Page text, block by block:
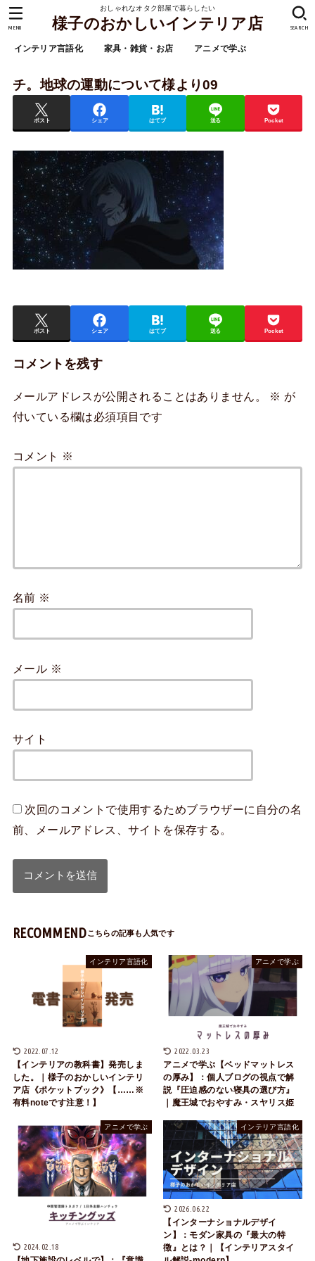
おしゃれなオタク部屋で暮らしたい
様子のおかしいインテリア店
インテリア言語化 家具・雑貨・お店 アニメで学ぶ
SEARCH
MENU
チ。地球の運動について様より09
ポスト シェア はてブ 送る Pocket
ポスト シェア はてブ 送る Pocket
コメントを残す
メールアドレスが公開されることはありません。 ※ が
付いている欄は必須項目です
コメント ※
名前 ※
メール ※
サイト
次回のコメントで使用するためブラウザーに自分の名
前、メールアドレス、サイトを保存する。
RECOMMEND
インテリア言語化
2022.07.12
【インテリアの教科書】発売しま
した。｜様子のおかしいインテリ
ア店《ポケットブック》【……※
有料noteです注意！】
アニメで学ぶ
2022.03.23
アニメで学ぶ【ベッドマットレス
の厚み】：個人ブログの視点で解
説『圧迫感のない寝具の選び方』
｜魔王城でおやすみ・スヤリス姫
アニメで学ぶ
2024.02.18
インテリア言語化
2026.06.22
【インターナショナルデザイ
ン】：モダン家具の『最大の特
徴』とは？｜【インテリアスタイ